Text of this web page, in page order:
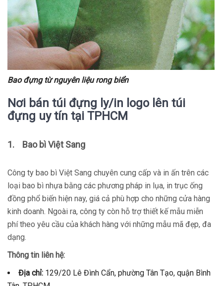
Bao đựng từ nguyên liệu rong biển
Nơi bán túi đựng ly/in logo lên túi
đựng uy tín tại TPHCM
1. Bao bì Việt Sang
Công ty bao bì Việt Sang chuyên cung cấp và in ấn trên các
loại bao bì nhựa bằng các phương pháp in lụa, in trục ống
đồng phổ biến hiện nay, giá cả phù hợp cho những cửa hàng
kinh doanh. Ngoài ra, công ty còn hỗ trợ thiết kế mẫu miễn
phí theo yêu cầu của khách hàng với những mẫu mã đẹp, đa
dạng.
Thông tin liên hệ:
Địa chỉ: 129/20 Lê Đình Cẩn, phường Tân Tạo, quận Bình